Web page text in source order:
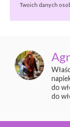
Twoich danych
do
do